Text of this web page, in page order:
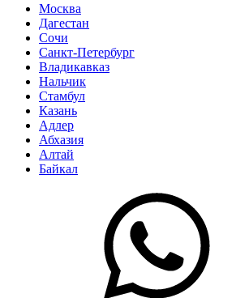
Москва
Дагестан
Сочи
Санкт-Петербург
Владикавказ
Нальчик
Стамбул
Казань
Адлер
Абхазия
Алтай
Байкал